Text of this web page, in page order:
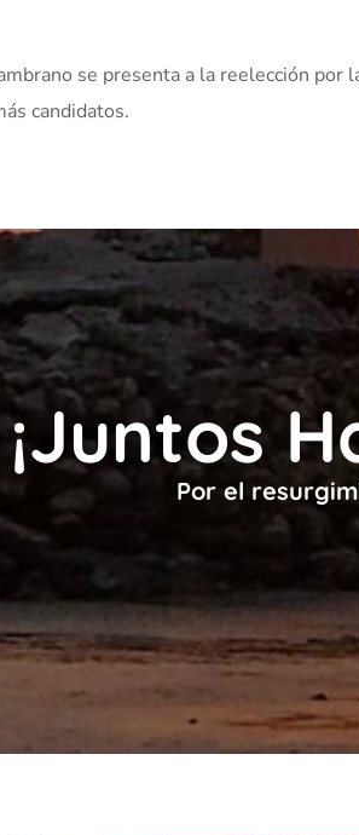
se presenta a la reelección
candidatos.
¡Juntos
Por el